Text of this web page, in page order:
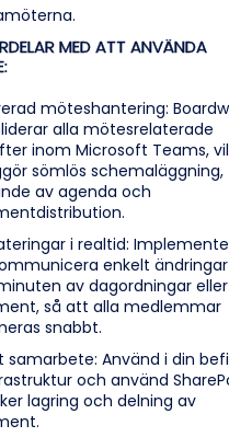
MED ATT ANVÄNDA
möteshantering:
alla mötesrelaterade
inom Microsoft Teams,
sömlös schemaläggning,
av agenda och
i realtid:
enkelt
av dagordningar eller
så att alla medlemmar
snabbt.
samarbete: Använd i din
och använd
lagring och delning av